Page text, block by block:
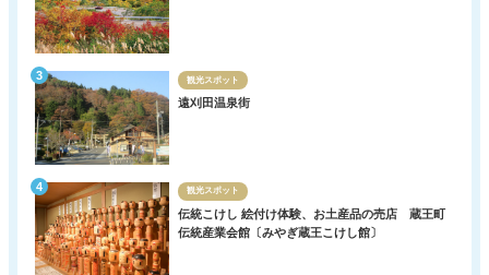
観光スポット
遠刈田温泉街
観光スポット
伝統こけし 絵付け体験、お土産品の売店 蔵王町
伝統産業会館〔みやぎ蔵王こけし館〕